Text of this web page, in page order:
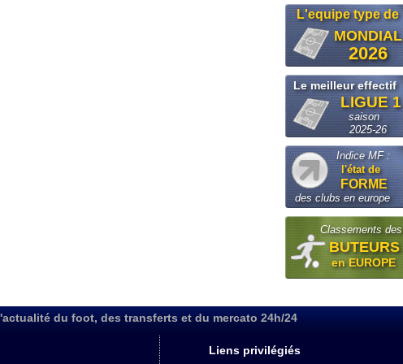
L'equipe type de
MONDIAL
2026
Le meilleur effectif
LIGUE 1
saison
2025-26
Indice MF :
l'état de
FORME
des clubs en europe
Classements des
BUTEURS
en EUROPE
du foot, des transferts et du mercato 24h/24
Liens privilégiés